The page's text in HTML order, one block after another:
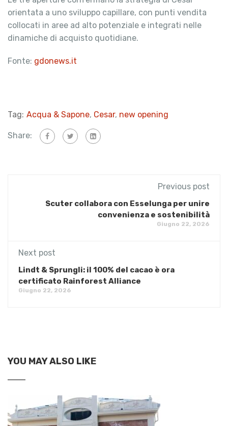
orientata a uno sviluppo capillare, con punti vendita
collocati in aree ad alto potenziale e integrati nelle
dinamiche di acquisto quotidiane.
Fonte: gdonews.it
Tag: Acqua & Sapone, Cesar, new opening
Share:
Previous post
Scuter collabora con Esselunga per unire
convenienza e sostenibilità
Giugno 22, 2026
Next post
Lindt & Sprungli: il 100% del cacao è ora
certificato Rainforest Alliance
Giugno 22, 2026
YOU MAY ALSO LIKE